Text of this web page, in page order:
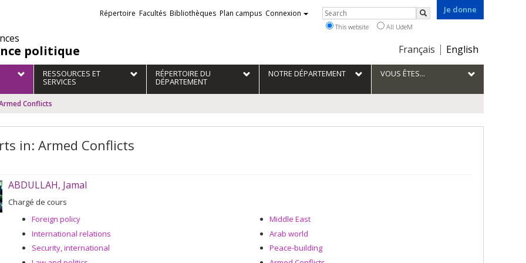
politique
Je donne
Choix
la
langue
Français English
Liens
externes
Répertoire Facultés Bibliothèques Plan campus Connexion Rechercher
Search
This website All UdeM
RESSOURCES ET
SERVICES
RÉPERTOIRE DU
DÉPARTEMENT
NOTRE DÉPARTEMENT VOUS ÊTES...
Conflicts
in: Armed Conflicts
ABDULLAH, Jamal
Chargé de cours
Foreign policy
International relations
Security, international
Middle East
Arab world
Peace-building